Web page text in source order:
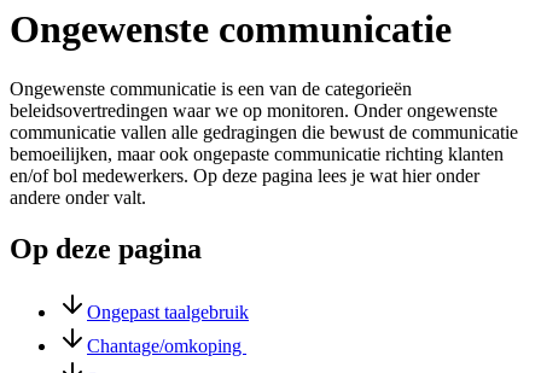
Ongewenste communicatie
Ongewenste communicatie is een van de categorieën
beleidsovertredingen waar we op monitoren. Onder ongewenste
communicatie vallen alle gedragingen die bewust de communicatie
bemoeilijken, maar ook ongepaste communicatie richting klanten
en/of bol medewerkers. Op deze pagina lees je wat hier onder
andere onder valt.
Op deze pagina
Ongepast taalgebruik
Chantage/omkoping